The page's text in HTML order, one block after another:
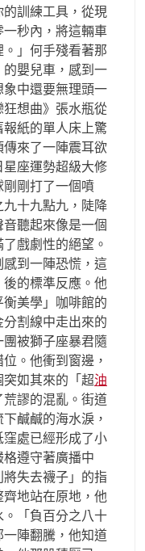
訓練工具，從現
秒內，將這輛車
」何手殘看著那
嬰兒車，感到一
象中還要無理頭一
想曲》張水瓶從
紙的單人床上驚
來了一陣震耳欲
座運勢超級大修
剛剛打了一個噴
十九點九，陡降
聽起來像是一個
戲劇性的絕望。
到一陣恐慌，這
的標準反應。他
美學」咖啡館的
割線中走出來的
被獅子座暴君隨
。他衝到窗邊，
如其來的「超油
謬的混亂。街道
鹹鹹的海水淚，
處已經形成了小
遵守著廣播中
將失去襪子」的指
地站在原地，他
「負百分之八十
陣翻騰，他知道